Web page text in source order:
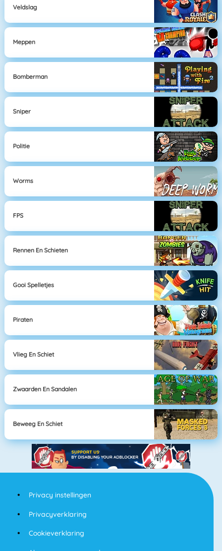
Veldslag
Meppen
Bomberman
Sniper
Politie
Worms
FPS
Rennen En Schieten
Gooi Spelletjes
Piraten
Vlieg En Schiet
Zwaarden En Sandalen
Beweeg En Schiet
Privacy instellingen
Privacyverklaring
Cookieverklaring